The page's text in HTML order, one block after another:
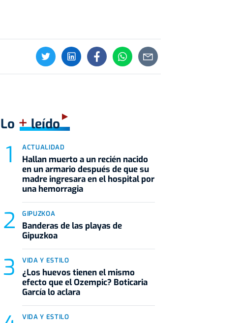
Lo +leído
ACTUALIDAD
Hallan muerto a un recién nacido
en un armario después de que su
madre ingresara en el hospital por
una hemorragia
GIPUZKOA
Banderas de las playas de
Gipuzkoa
VIDA Y ESTILO
¿Los huevos tienen el mismo
efecto que el Ozempic? Boticaria
García lo aclara
VIDA Y ESTILO